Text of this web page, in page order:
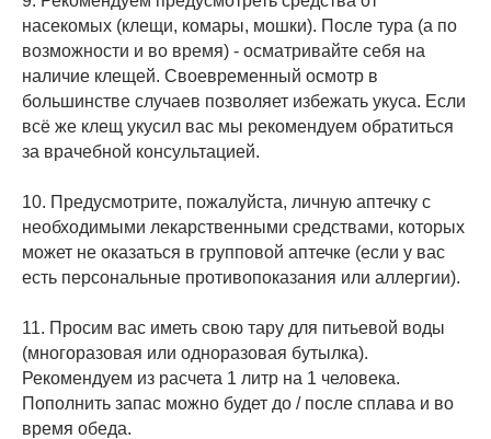
насекомых (клещи, комары, мошки). После тура (а по
возможности и во время) - осматривайте себя на
наличие клещей. Своевременный осмотр в
большинстве случаев позволяет избежать укуса. Если
всё же клещ укусил вас мы рекомендуем обратиться
за врачебной консультацией.
10. Предусмотрите, пожалуйста, личную аптечку с
необходимыми лекарственными средствами, которых
может не оказаться в групповой аптечке (если у вас
есть персональные противопоказания или аллергии).
11. Просим вас иметь свою тару для питьевой воды
(многоразовая или одноразовая бутылка).
Рекомендуем из расчета 1 литр на 1 человека.
Пополнить запас можно будет до / после сплава и во
время обеда.